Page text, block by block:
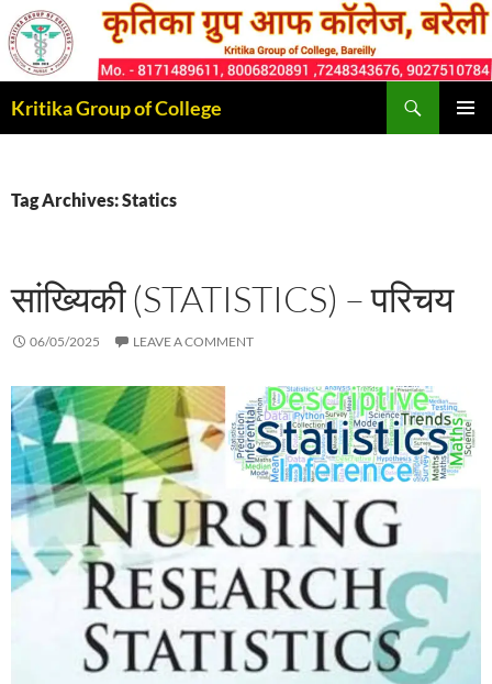
Skip
to
content
Kritika Group of College
Tag Archives: Statics
सांख्यिकी (STATISTICS) – परिचय
06/05/2025 LEAVE A COMMENT